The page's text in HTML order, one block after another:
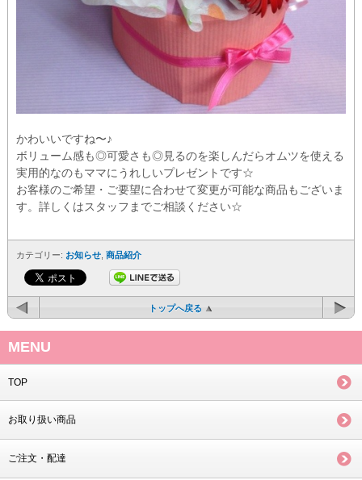
かわいいですね〜♪
ボリューム感も◎可愛さも◎見るのを楽しんだらオムツを使える
実用的なのもママにうれしいプレゼントです☆
お客様のご希望・ご要望に合わせて変更が可能な商品もございま
す。詳しくはスタッフまでご相談ください☆
カテゴリー: お知らせ 商品紹介
トップへ戻る
MENU
TOP
お取り扱い商品
ご注文・配達